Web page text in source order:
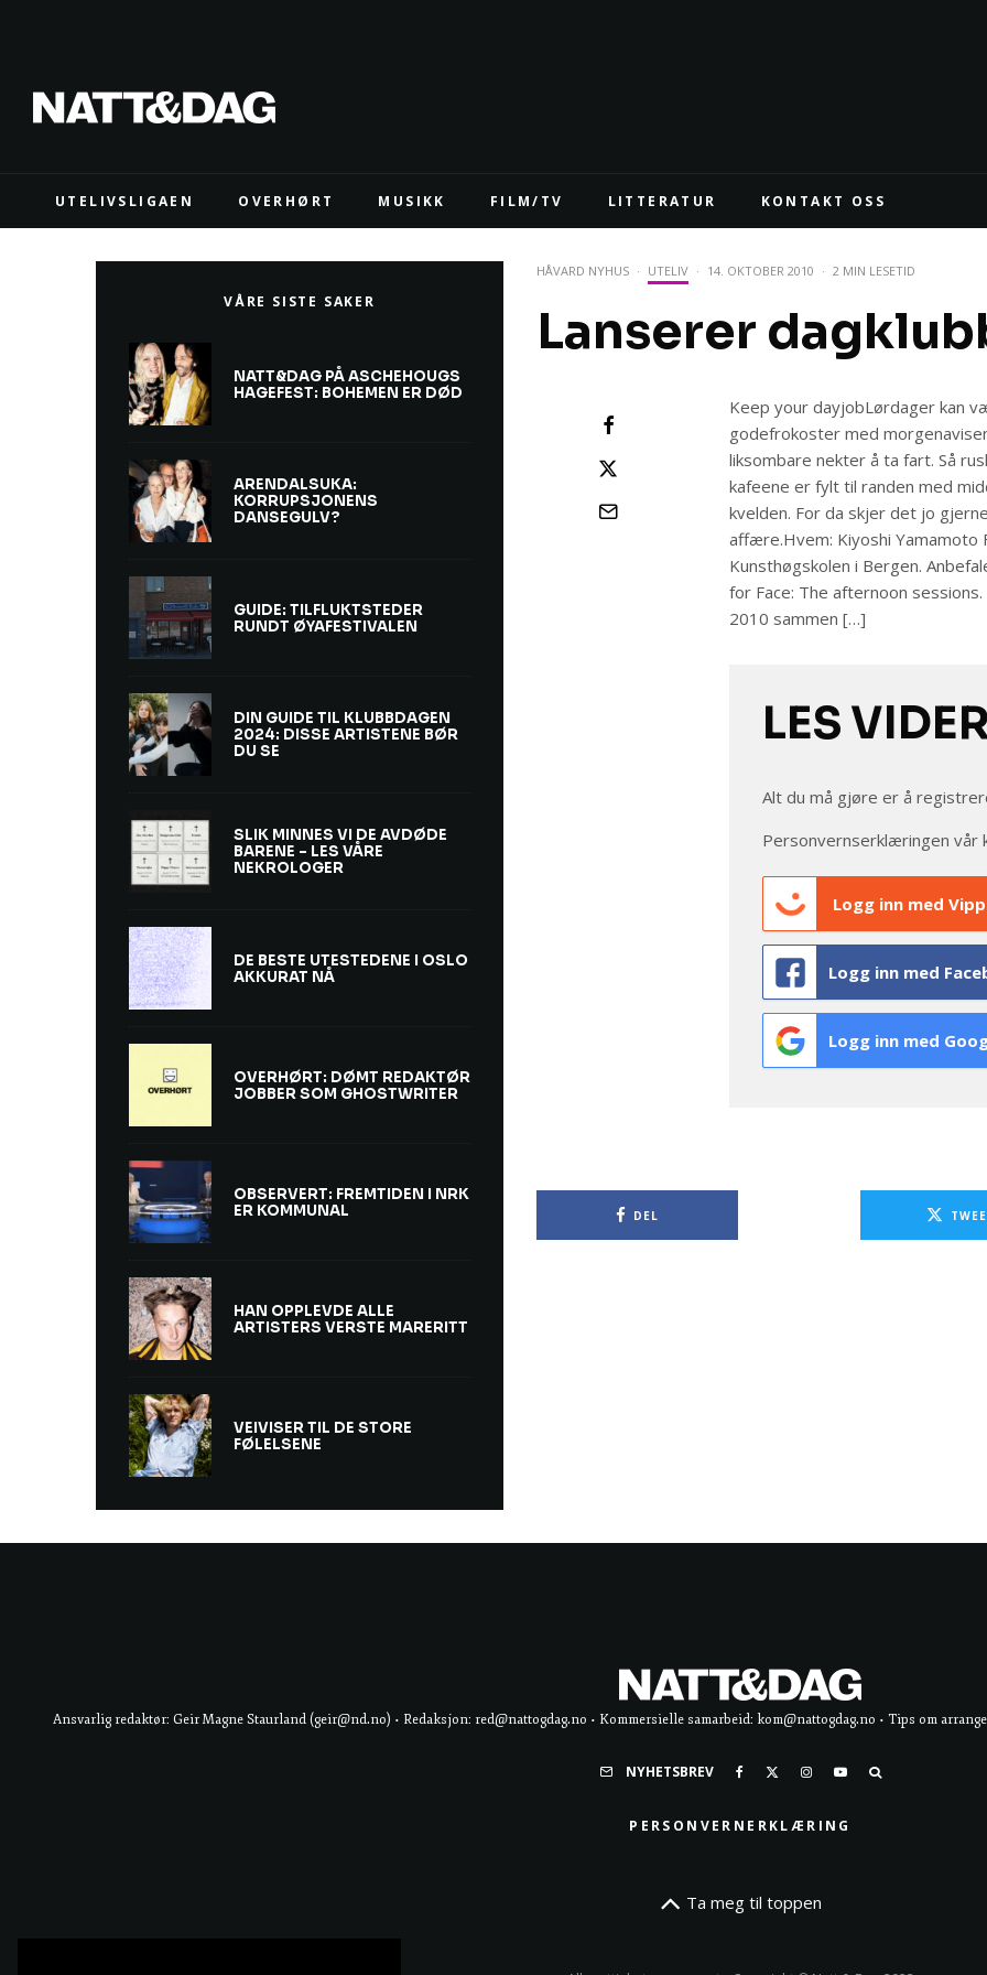
UTELIVSLIGAEN OVERHØRT MUSIKK FILM/TV LITTERATUR KONTAKT OSS
HÅVARD NYHUS · UTELIV · 14. OKTOBER 2010 · 2 MIN LESETID
Lanserer
Keep your dayjobLørdager kan
godefrokoster med
liksombare nekter å ta fart. Så
kafeene er fylt til randen med
kvelden. For da skjer det jo
affære.Hvem: Kiyoshi Yamamoto
Kunsthøgskolen i Bergen.
for Face: The afternoon
2010 sammen […]
LES
Alt du må gjøre er å
Personvernserklæringen vår
Logg inn med
Logg inn med
Logg inn med
DEL
VÅRE SISTE SAKER
NATT&DAG PÅ ASCHEHOUGS
HAGEFEST: BOHEMEN ER DØD
ARENDALSUKA:
KORRUPSJONENS
DANSEGULV?
GUIDE: TILFLUKTSTEDER
RUNDT ØYAFESTIVALEN
DIN GUIDE TIL KLUBBDAGEN
2024: DISSE ARTISTENE BØR
DU SE
SLIK MINNES VI DE AVDØDE
BARENE – LES VÅRE
NEKROLOGER
DE BESTE UTESTEDENE I OSLO
AKKURAT NÅ
OVERHØRT: DØMT REDAKTØR
JOBBER SOM GHOSTWRITER
OBSERVERT: FREMTIDEN I NRK
ER KOMMUNAL
HAN OPPLEVDE ALLE
ARTISTERS VERSTE MARERITT
VEIVISER TIL DE STORE
FØLELSENE
Ansvarlig redaktør: Geir Magne Staurland (geir@nd.no) • Redaksjon: red@nattogdag.no • Kommersielle samarbeid: kom@nattogdag.no • Tips om
NYHETSBREV
PERSONVERNERKLÆRING
Ta meg til toppen